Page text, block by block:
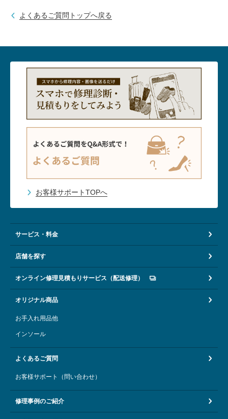
よくあるご質問トップへ戻る
お客様サポートTOPへ
サービス・料金
店舗を探す
オンライン修理見積もりサービス（配送修理）
オリジナル商品
お手入れ用品他
インソール
よくあるご質問
お客様サポート（問い合わせ）
修理事例のご紹介